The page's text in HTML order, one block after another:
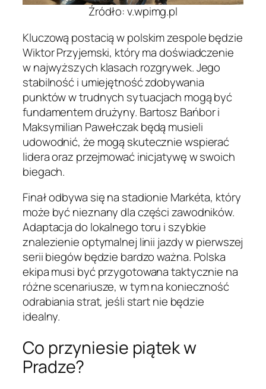
Źródło: v.wpimg.pl
Kluczową postacią w polskim zespole będzie
Wiktor Przyjemski, który ma doświadczenie
w najwyższych klasach rozgrywek. Jego
stabilność i umiejętność zdobywania
punktów w trudnych sytuacjach mogą być
fundamentem drużyny. Bartosz Bańbor i
Maksymilian Pawełczak będą musieli
udowodnić, że mogą skutecznie wspierać
lidera oraz przejmować inicjatywę w swoich
biegach.
Finał odbywa się na stadionie Markéta, który
może być nieznany dla części zawodników.
Adaptacja do lokalnego toru i szybkie
znalezienie optymalnej linii jazdy w pierwszej
serii biegów będzie bardzo ważna. Polska
ekipa musi być przygotowana taktycznie na
różne scenariusze, w tym na konieczność
odrabiania strat, jeśli start nie będzie
idealny.
Co przyniesie piątek w
Pradze?